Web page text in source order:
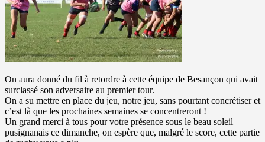
On aura donné du fil à retordre à cette équipe de Besançon qui avait
surclassé son adversaire au premier tour.
On a su mettre en place du jeu, notre jeu, sans pourtant concrétiser et
c’est là que les prochaines semaines se concentreront !
Un grand merci à tous pour votre présence sous le beau soleil
pusignanais ce dimanche, on espère que, malgré le score, cette partie